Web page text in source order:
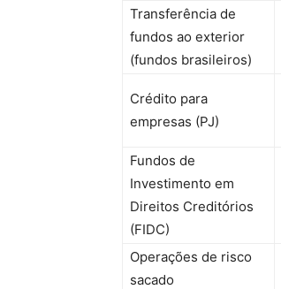
Transferência de
fundos ao exterior
(fundos brasileiros)
Crédito para
empresas (PJ)
Fundos de
Investimento em
Direitos Creditórios
(FIDC)
Operações de risco
sacado